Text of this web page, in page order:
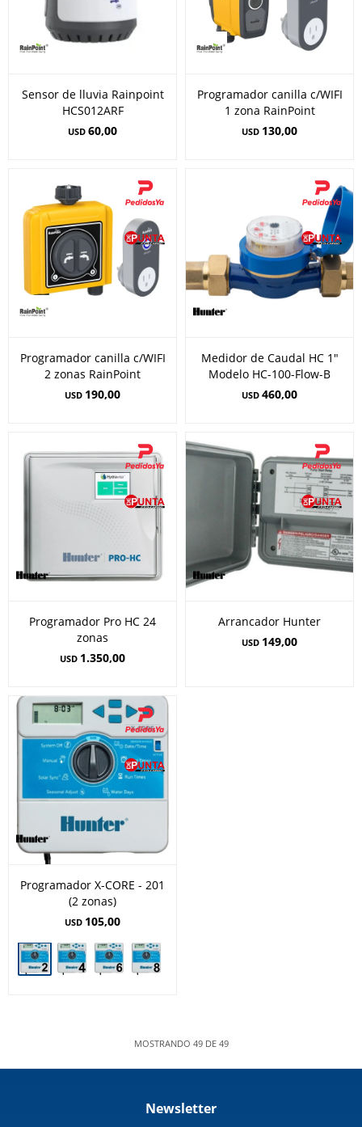
Sensor de lluvia Rainpoint
HCS012ARF
USD 60,00
Programador canilla c/WIFI
1 zona RainPoint
USD 130,00
Programador canilla c/WIFI
2 zonas RainPoint
USD 190,00
Medidor de Caudal HC 1"
Modelo HC-100-Flow-B
USD 460,00
Programador Pro HC 24
zonas
USD 1.350,00
Arrancador Hunter
USD 149,00
Programador X-CORE - 201
(2 zonas)
USD 105,00
MOSTRANDO 49DE 49
Newsletter